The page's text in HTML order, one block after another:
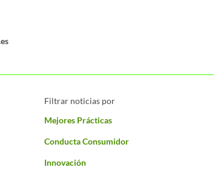
Filtrar noticias por
Mejores Prácticas
Conducta Consumidor
Innovación